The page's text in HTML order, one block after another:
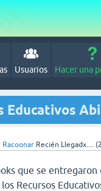
Usuarios Hacer una
Educativos
Racoonar Recién Llegadx.... (
que se
Recursos